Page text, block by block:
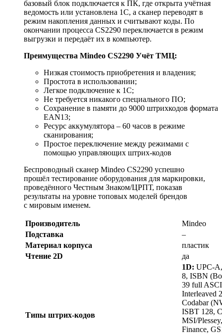
базовый блок подключается к ПК, где открыта учётная
ведомость или установлена 1С, а сканер переводят в
режим накопления данных и считывают коды. По
окончании процесса CS2290 переключается в режим
выгрузки и передаёт их в компьютер.
Преимущества Mindeo CS2290 Учёт ТМЦ:
Низкая стоимость приобретения и владения;
Простота в использовании;
Легкое подключение к 1С;
Не требуется никакого специального ПО;
Сохранение в памяти до 9000 штрихкодов формата
EAN13;
Ресурс аккумулятора – 60 часов в режиме
сканирования;
Простое переключение между режимами с
помощью управляющих штрих-кодов
Беспроводный cканер Mindeo СS2290 успешно
прошёл тестирование оборудования для маркировки,
проведённого Честным Знаком/ЦРПТ, показав
результаты на уровне топовых моделей брендов
с мировым именем.
Производитель
Mindeo
Подставка
–
Материал корпуса
пластик
Чтение 2D
да
Типы штрих-кодов
1D: UPC-
8, ISBN
39 full
Interleaved
Codabar
ISBT 128,
MSI/
Finance,